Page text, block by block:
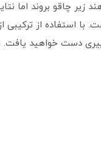
چاقو بروند اما
با استفاده از
پیری دست خواهید